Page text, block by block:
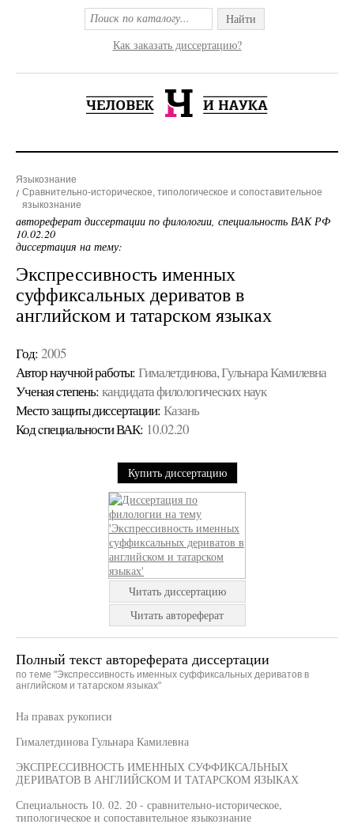
Найти
Как заказать диссертацию?
Языкознание
Сравнительно-историческое, типологическое и сопоставительное
языкознание
автореферат диссертации по филологии, специальность ВАК РФ
10.02.20
диссертация на тему:
Экспрессивность именных
суффиксальных дериватов в
английском и татарском языках
Год: 2005
Автор научной работы: Гималетдинова, Гульнара Камилевна
Ученая cтепень: кандидата филологических наук
Место защиты диссертации: Казань
Код cпециальности ВАК: 10.02.20
Купить диссертацию
Читать диссертацию
Читать автореферат
Полный текст автореферата диссертации
по теме "Экспрессивность именных суффиксальных дериватов в
английском и татарском языках"
На правах рукописи
Гималетдинова Гульнара Камилевна
ЭКСПРЕССИВНОСТЬ ИМЕННЫХ СУФФИКСАЛЬНЫХ
ДЕРИВАТОВ В АНГЛИЙСКОМ И ТАТАРСКОМ ЯЗЫКАХ
Специальность 10. 02. 20 - сравнительно-историческое,
типологическое и сопоставительное языкознание